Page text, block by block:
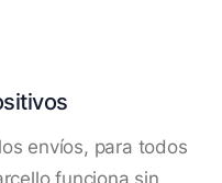
envíos, para todos
funciona sin